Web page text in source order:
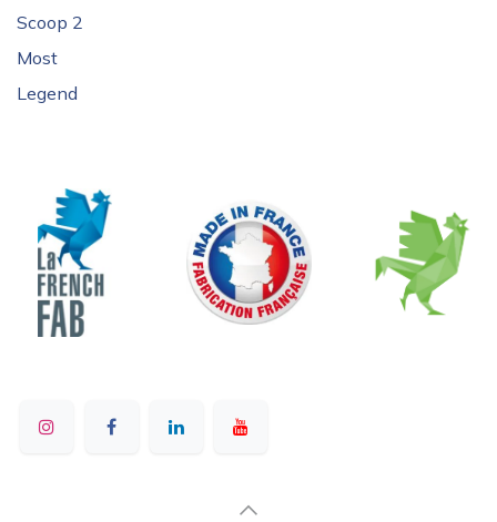
Scoop 2
Most
Legend